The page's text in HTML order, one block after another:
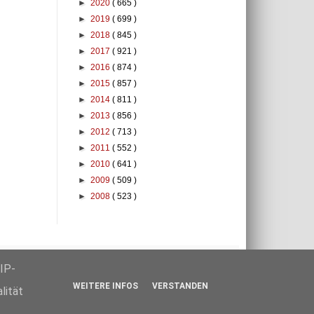
► 2020 ( 665 )
► 2019 ( 699 )
► 2018 ( 845 )
► 2017 ( 921 )
► 2016 ( 874 )
► 2015 ( 857 )
► 2014 ( 811 )
► 2013 ( 856 )
► 2012 ( 713 )
► 2011 ( 552 )
► 2010 ( 641 )
► 2009 ( 509 )
► 2008 ( 523 )
WEITERE INFOS VERSTANDEN